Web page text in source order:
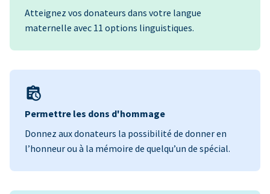
Atteignez vos donateurs dans votre langue
maternelle avec 11 options linguistiques.
Permettre les dons d'hommage
Donnez aux donateurs la possibilité de donner en
l’honneur ou à la mémoire de quelqu’un de spécial.